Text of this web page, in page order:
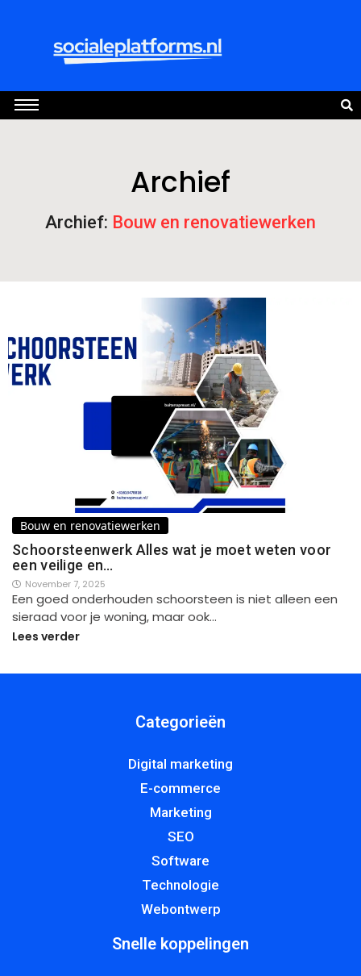
Archief
Archief: Bouw en renovatiewerken
Bouw en renovatiewerken
Schoorsteenwerk Alles wat je moet weten voor
een veilige en…
November 7, 2025
Een goed onderhouden schoorsteen is niet alleen een
sieraad voor je woning, maar ook…
Lees verder
Categorieën
Digital marketing
E-commerce
Marketing
SEO
Software
Technologie
Webontwerp
Snelle koppelingen